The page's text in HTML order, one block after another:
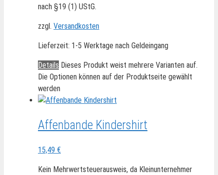
nach §19 (1) UStG.
zzgl. Versandkosten
Lieferzeit: 1-5 Werktage nach Geldeingang
Details Dieses Produkt weist mehrere Varianten auf.
Die Optionen können auf der Produktseite gewählt
werden
Affenbande Kindershirt
15,49 €
Kein Mehrwertsteuerausweis, da Kleinunternehmer